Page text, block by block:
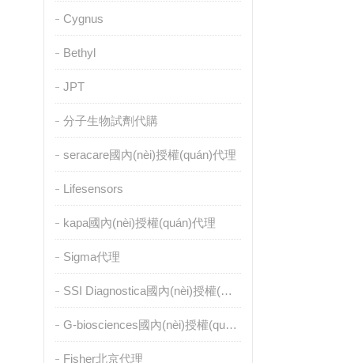
Cygnus
Bethyl
JPT
分子生物試劑代購
seracare國內(nèi)授權(quán)代理
Lifesensors
kapa國內(nèi)授權(quán)代理
Sigma代理
SSI Diagnostica國內(nèi)授權(quán)代理
G-biosciences國內(nèi)授權(quán)代理
Fisher北京代理